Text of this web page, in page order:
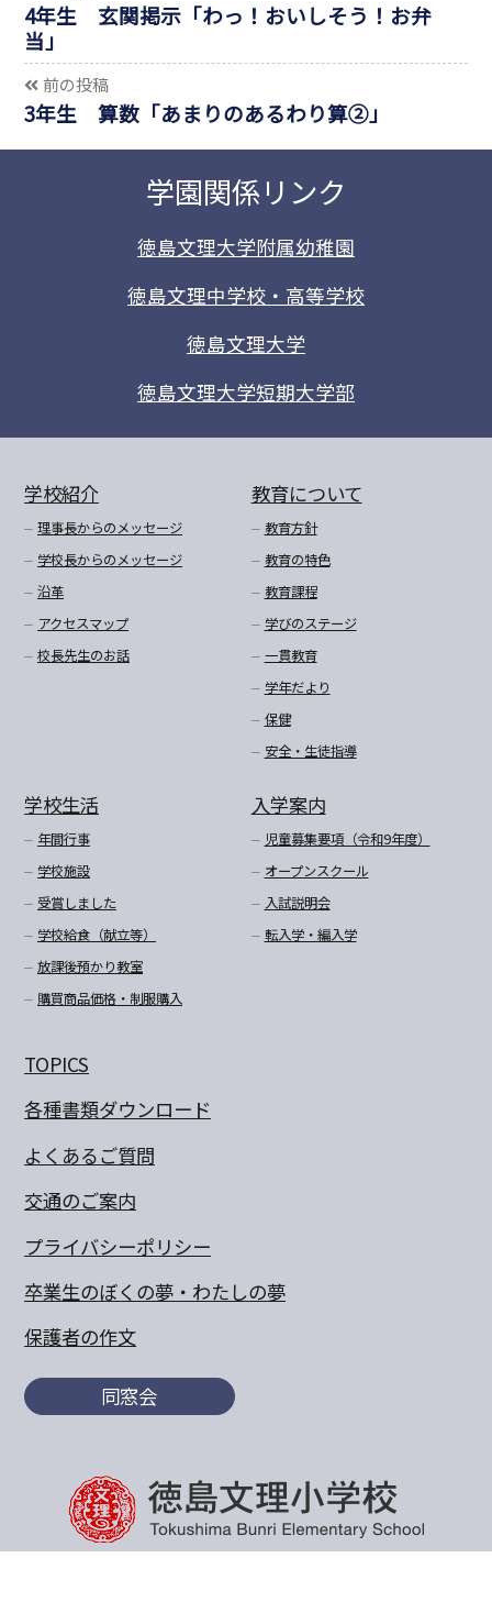
4年生 玄関掲示「わっ！おいしそう！お弁
当」
前の投稿
3年生 算数「あまりのあるわり算②」
学園関係リンク
徳島文理大学附属幼稚園
徳島文理中学校・高等学校
徳島文理大学
徳島文理大学短期大学部
学校紹介
理事長からのメッセージ
学校長からのメッセージ
沿革
アクセスマップ
校長先生のお話
教育について
教育方針
教育の特色
教育課程
学びのステージ
一貫教育
学年だより
保健
安全・生徒指導
学校生活
年間行事
学校施設
受賞しました
学校給食（献立等）
放課後預かり教室
購買商品価格・制服購入
入学案内
児童募集要項（令和9年度）
オープンスクール
入試説明会
転入学・編入学
TOPICS
各種書類ダウンロード
よくあるご質問
交通のご案内
プライバシーポリシー
卒業生のぼくの夢・わたしの夢
保護者の作文
同窓会